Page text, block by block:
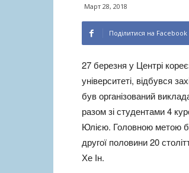
Март 28, 2018
Поділитися на Facebook
27 березня у Центрі
університеті, відбувся
був організований
разом зі студентами 4
Юлією. Головною метою
другої половини 20
Хе Ін.